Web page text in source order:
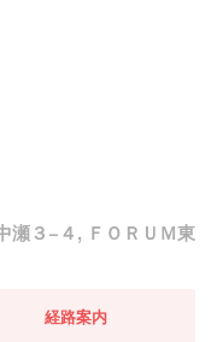
瀬３−４, ＦＯＲＵＭ東
経路案内